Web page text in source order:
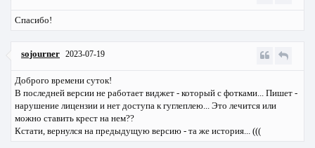
Спасибо!
sojourner 2023-07-19
Доброго времени суток!
В последней версии не работает виджет - который с фотками... Пишет -
нарушение лицензии и нет доступа к гуглеплею... Это лечится или
можно ставить крест на нем??
Кстати, вернулся на предыдущую версию - та же история... (((